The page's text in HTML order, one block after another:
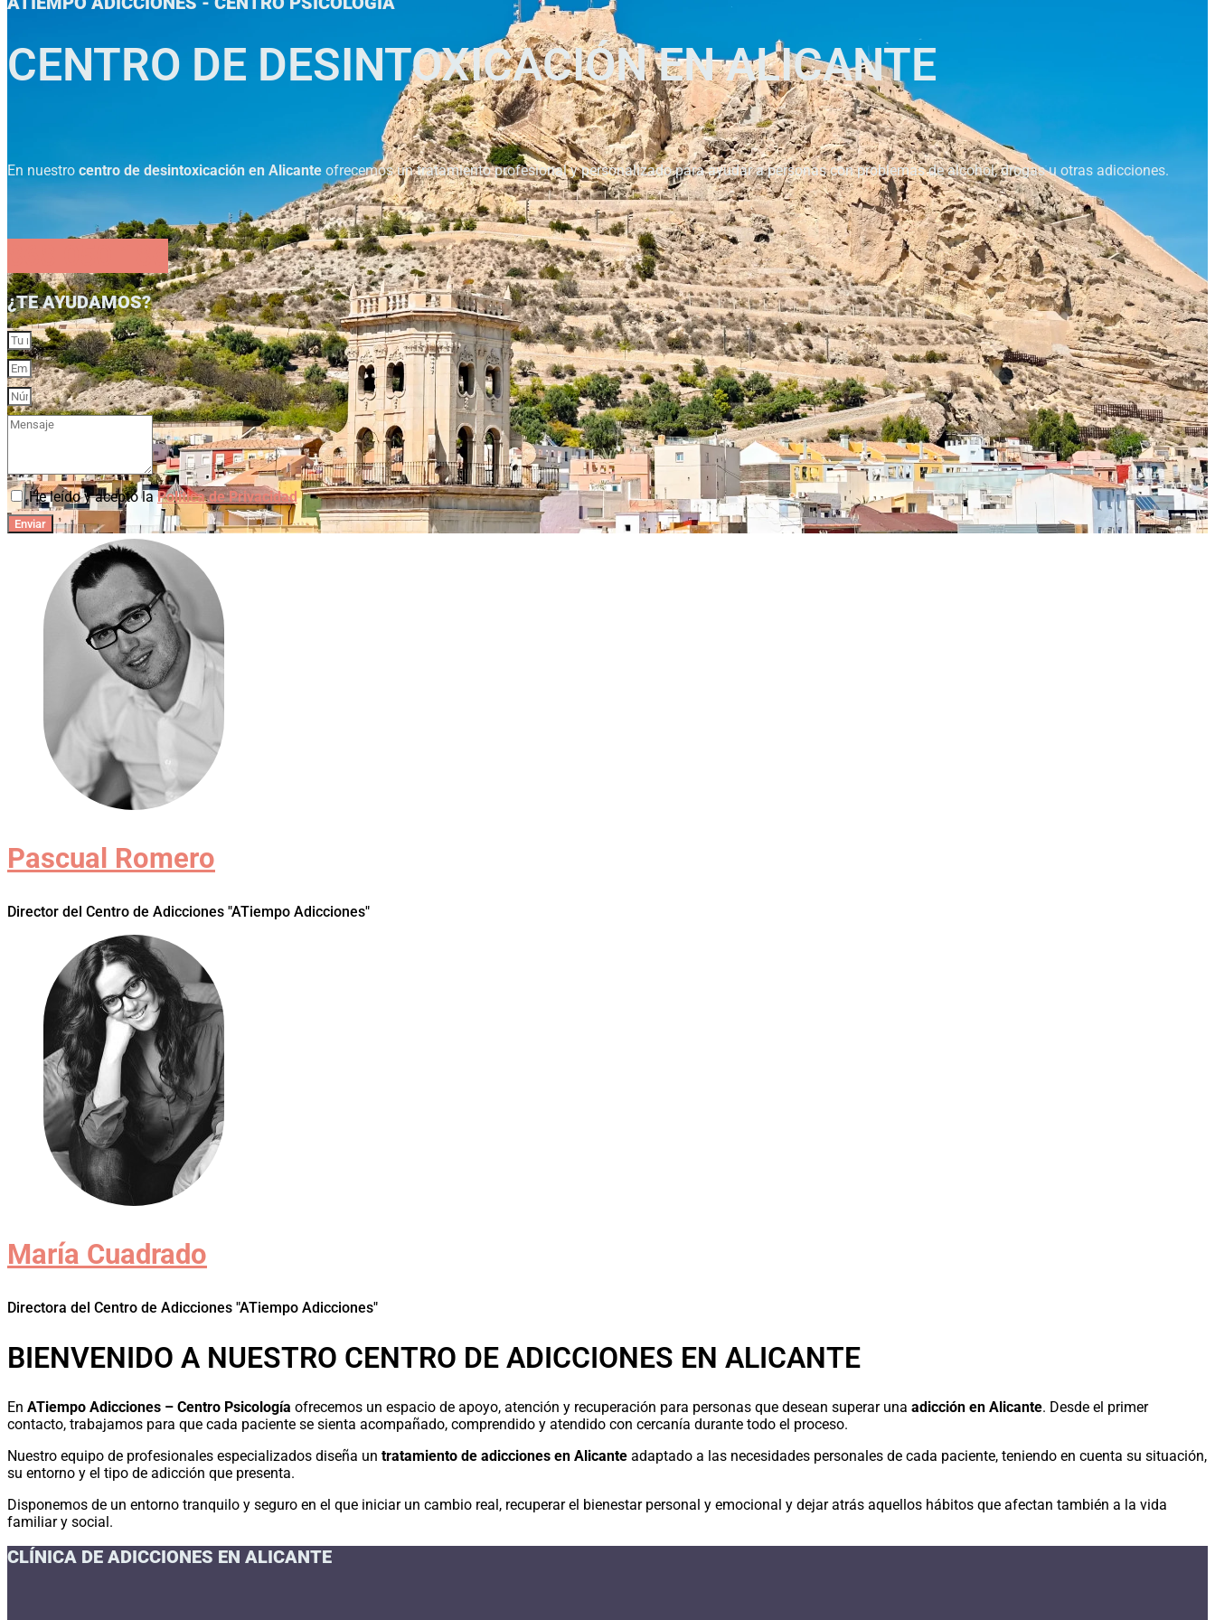
CENTRO DE DESINTOXICACIÓN EN ALICANTE
En nuestro centro de desintoxicación en Alicante ofrecemos un tratamiento profesional y personalizado para ayudar a personas con problemas de alcohol, drogas u otras adicciones.
¿TE AYUDAMOS?
He leído y acepto laPolítica de Privacidad
Enviar
Pascual Romero
Director del Centro de Adicciones "ATiempo Adicciones"
María Cuadrado
Directora del Centro de Adicciones "ATiempo Adicciones"
BIENVENIDO A NUESTRO CENTRO DE ADICCIONES EN ALICANTE
En ATiempo Adicciones – Centro Psicología ofrecemos un espacio de apoyo, atención y recuperación para personas que desean superar una adicción en Alicante. Desde el primer
contacto, trabajamos para que cada paciente se sienta acompañado, comprendido y atendido con cercanía durante todo el proceso.
Nuestro equipo de profesionales especializados diseña un tratamiento de adicciones en Alicante adaptado a las necesidades personales de cada paciente, teniendo en cuenta su situación,
su entorno y el tipo de adicción que presenta.
Disponemos de un entorno tranquilo y seguro en el que iniciar un cambio real, recuperar el bienestar personal y emocional y dejar atrás aquellos hábitos que afectan también a la vida
familiar y social.
CLÍNICA DE ADICCIONES EN ALICANTE